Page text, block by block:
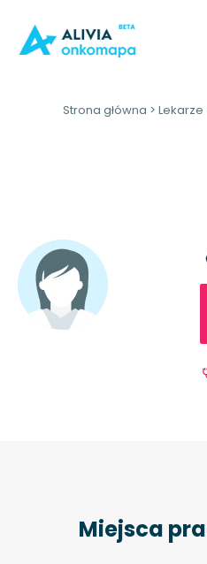
Strona główna > Lekarze
Miejsca